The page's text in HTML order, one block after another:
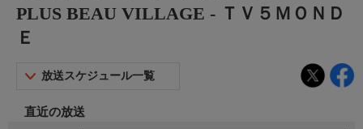
PLUS BEAU VILLAGE - ＴＶ５ＭＯＮＤ
Ｅ
放送スケジュール一覧
直近の放送